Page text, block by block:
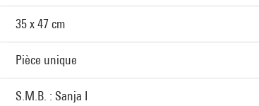
35 x 47 cm
Pièce unique
S.M.B. : Sanja I